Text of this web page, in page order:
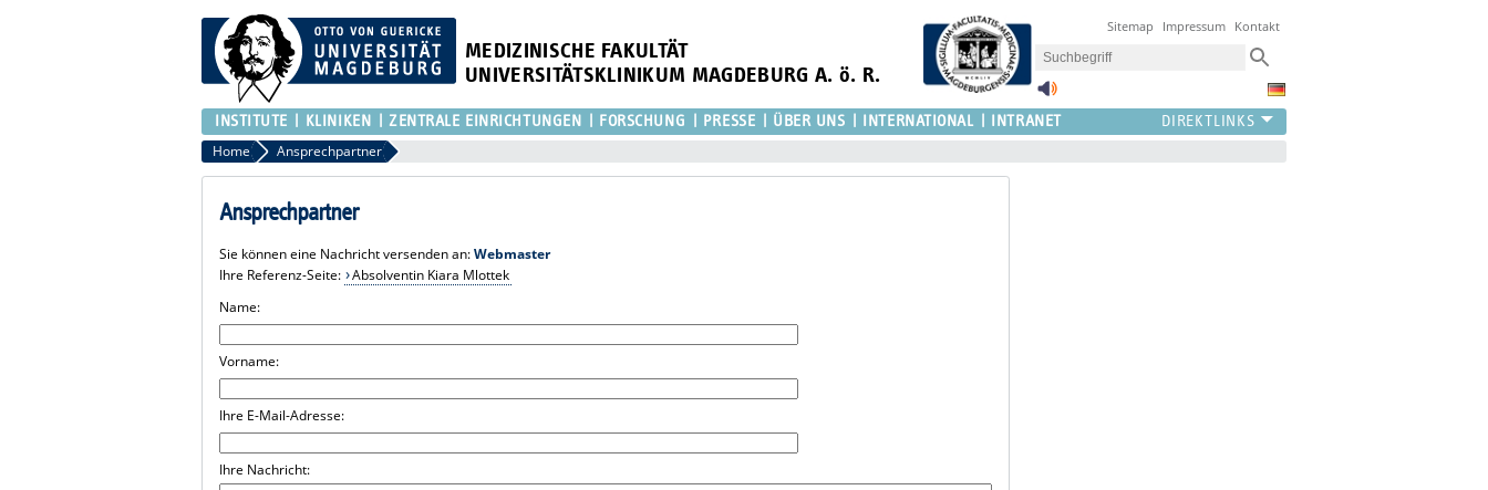
MEDIZINISCHE FAKULTÄT
UNIVERSITÄTSKLINIKUM MAGDEBURG A. ö. R.
Sitemap Impressum Kontakt
INSTITUTE KLINIKEN ZENTRALE EINRICHTUNGEN FORSCHUNG PRESSE ÜBER UNS INTERNATIONAL INTRANET
Home Ansprechpartner
Ansprechpartner
Sie können eine Nachricht versenden an:Webmaster
Ihre Referenz-Seite: Absolventin Kiara Mlottek
Name:
Vorname:
Ihre E-Mail-Adresse:
Ihre Nachricht: